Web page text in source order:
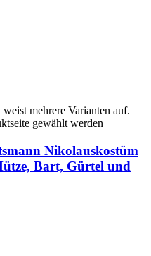
mehrere Varianten auf.
gewählt werden
Nikolauskostüm
Bart, Gürtel und